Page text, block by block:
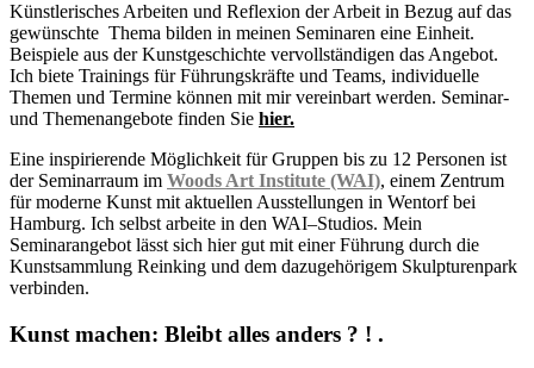
Künstlerisches Arbeiten und Reflexion der Arbeit in Bezug auf das
gewünschte Thema bilden in meinen Seminaren eine Einheit.
Beispiele aus der Kunstgeschichte vervollständigen das Angebot.
Ich biete Trainings für Führungskräfte und Teams, individuelle
Themen und Termine können mit mir vereinbart werden. Seminar-
und Themenangebote finden Sie hier.
Eine inspirierende Möglichkeit für Gruppen bis zu 12 Personen ist
der Seminarraum im Woods Art Institute (WAI), einem Zentrum
für moderne Kunst mit aktuellen Ausstellungen in Wentorf bei
Hamburg. Ich selbst arbeite in den WAI–Studios. Mein
Seminarangebot lässt sich hier gut mit einer Führung durch die
Kunstsammlung Reinking und dem dazugehörigem Skulpturenpark
verbinden.
Kunst machen: Bleibt alles anders ? ! .